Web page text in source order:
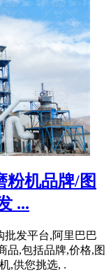
粉机品牌/图
...
批发平台,阿里巴巴
品,包括品牌,价格,图
,供您挑选, .